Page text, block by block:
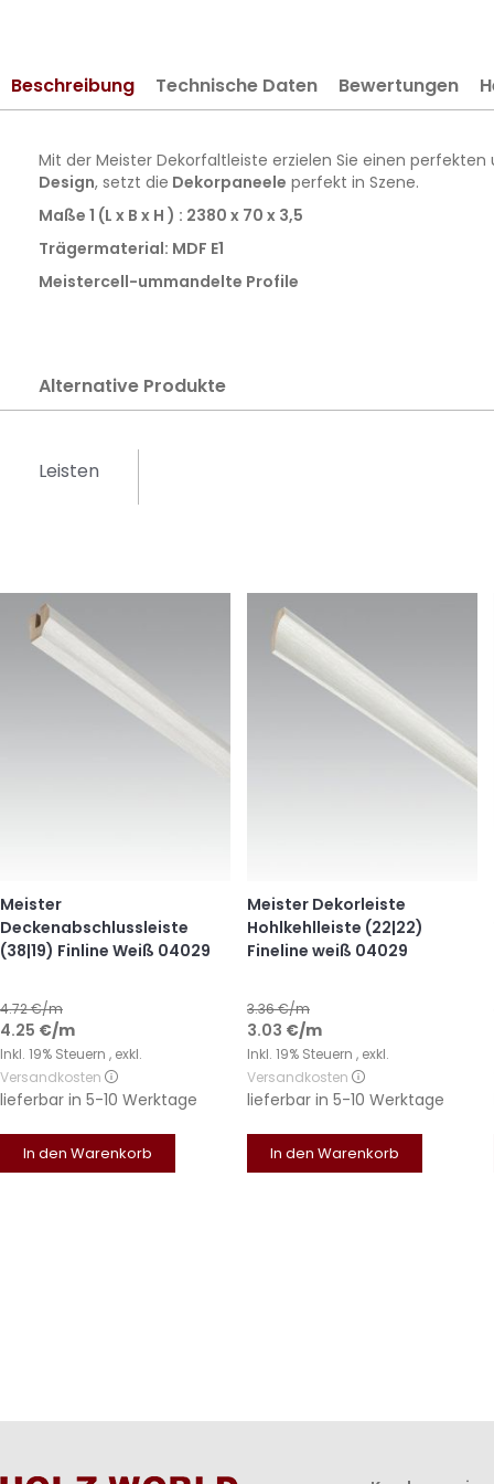
Beschreibung
Mit der Meister Dekorfaltleiste erzielen Sie einen
Design, setzt die Dekorpaneele perfekt in Szene.
Maße 1 (L x B x H ) : 2380 x 70 x 3,5
Trägermaterial: MDF E1
Meistercell-ummandelte Profile
Technische Daten Bewertungen
Alternative Produkte
Leisten
Meister
Deckenabschlussleiste
(38|19) Finline Weiß 04029
4.72€/m
4.25 €/m
Inkl. 19% Steuern , exkl.
Versandkosten
lieferbar in 5-10 Werktage
In den Warenkorb
Meister Dekorleiste
Hohlkehlleiste (22|22)
Fineline weiß 04029
3.36€/m
3.03 €/m
Inkl. 19% Steuern , exkl.
Versandkosten
lieferbar in 5-10 Werktage
In den Warenkorb